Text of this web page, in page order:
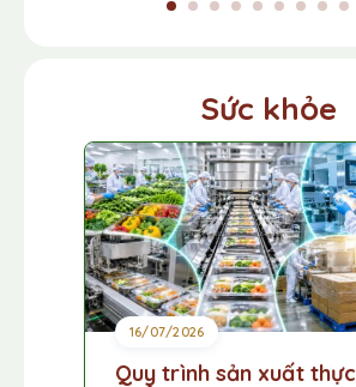
Sức khỏe
16/07/2026
Quy trình sản xuất thực